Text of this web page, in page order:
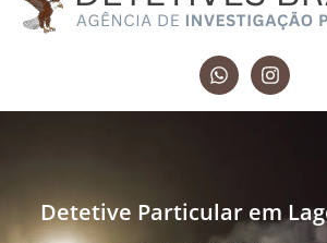
Detetive Particular em